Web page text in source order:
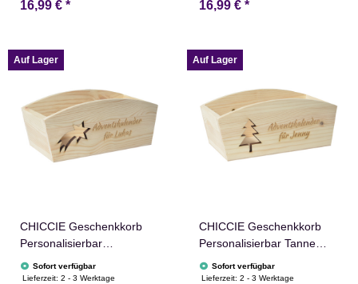
Geschenkidee Holzkiste
16,99 € *
Holzkiste Weihnachten
16,99 € *
Auf Lager
CHICCIE Geschenkkorb
Personalisierbar
Sternschnuppe Wunschtext
24x13x8cm Abgerundet
Sofort verfügbar
Lieferzeit:2 - 3 Werktage
Auf Lager
CHICCIE Geschenkkorb
Personalisierbar Tanne
Wunschtext 24x13x8cm
Abgerundet Präsentkorb
Sofort verfügbar
Lieferzeit:2 - 3 Werktage